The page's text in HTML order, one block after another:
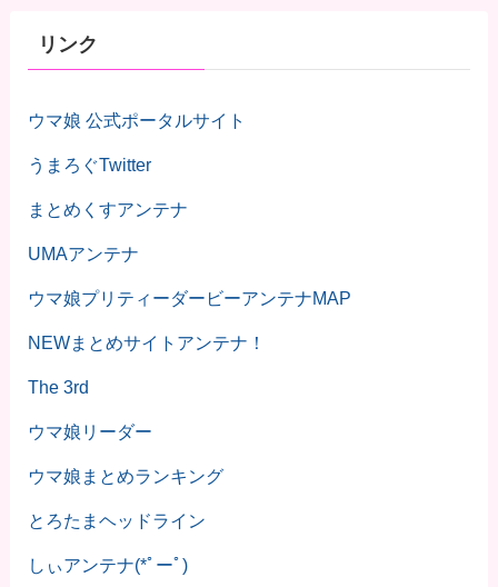
リンク
ウマ娘 公式ポータルサイト
うまろぐTwitter
まとめくすアンテナ
UMAアンテナ
ウマ娘プリティーダービーアンテナMAP
NEWまとめサイトアンテナ！
The 3rd
ウマ娘リーダー
ウマ娘まとめランキング
とろたまヘッドライン
しぃアンテナ(*ﾟーﾟ)